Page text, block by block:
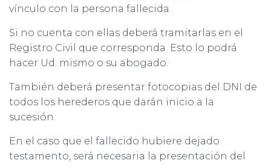
vínculo con la persona fallecida.
Si no cuenta con ellas deberá tramitarlas en el
Registro Civil que corresponda. Esto lo podrá
hacer Ud. mismo o su abogado.
También deberá presentar fotocopias del DNI de
todos los herederos que darán inicio a la
sucesión.
En el caso que el fallecido hubiere dejado
testamento, será necesaria la presentación del